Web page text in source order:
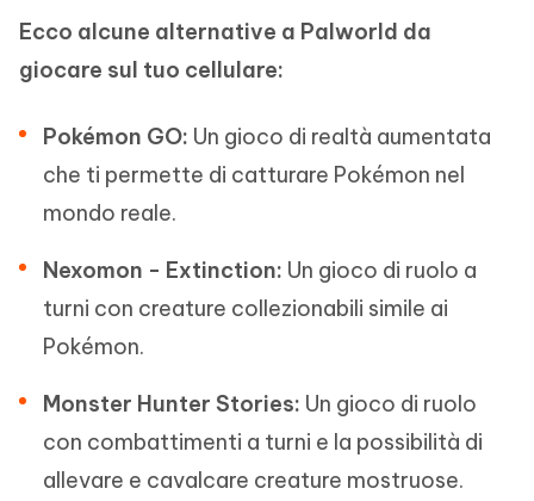
Ecco alcune alternative a Palworld da
giocare sul tuo cellulare:
Pokémon GO: Un gioco di realtà aumentata
che ti permette di catturare Pokémon nel
mondo reale.
Nexomon - Extinction: Un gioco di ruolo a
turni con creature collezionabili simile ai
Pokémon.
Monster Hunter Stories: Un gioco di ruolo
con combattimenti a turni e la possibilità di
allevare e cavalcare creature mostruose.